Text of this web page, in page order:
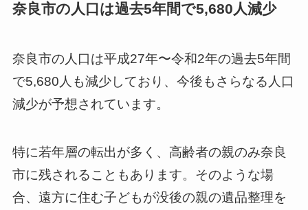
奈良市の人口は過去5年間で5,680人減少
奈良市の人口は平成27年〜令和2年の過去5年間
で5,680人も減少しており、今後もさらなる人口
減少が予想されています。
特に若年層の転出が多く、高齢者の親のみ奈良
市に残されることもあります。そのような場
合、遠方に住む子どもが没後の親の遺品整理を